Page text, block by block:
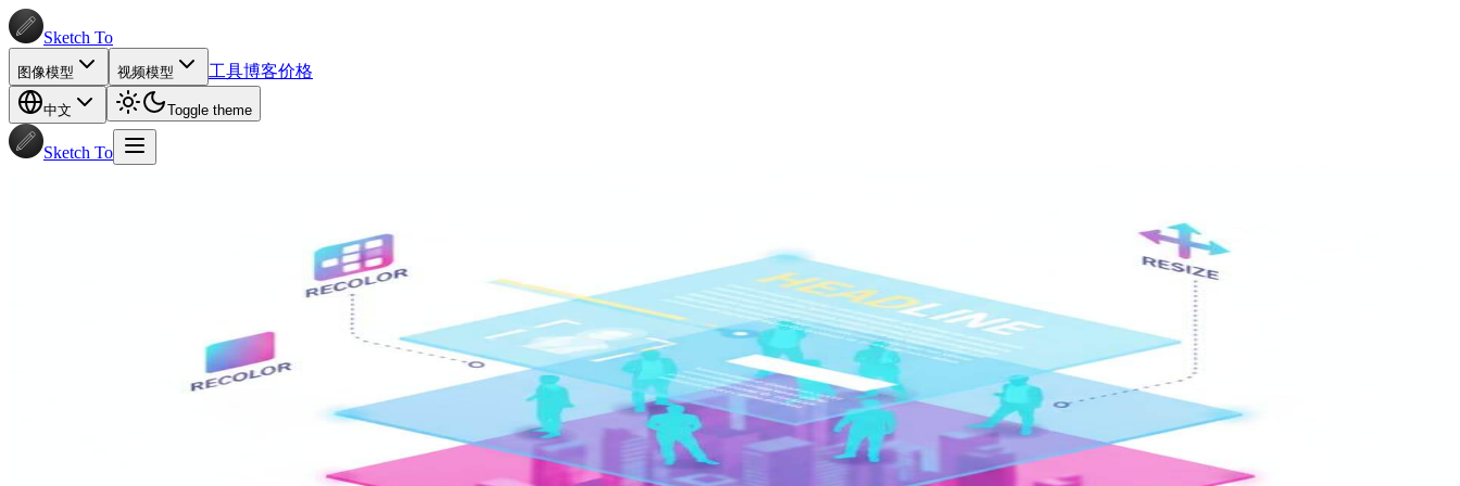
Sketch To
图像模型 视频模型 工具博客价格
中文 Toggle theme
Sketch To